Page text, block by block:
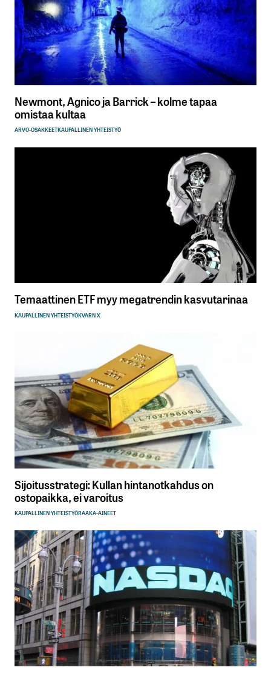
Newmont, Agnico ja Barrick – kolme tapaa
omistaa kultaa
ARVO-OSAKKEETKAUPALLINEN YHTEISTYÖ
Temaattinen ETF myy megatrendin kasvutarinaa
KAUPALLINEN YHTEISTYÖKVARN X
Sijoitusstrategi: Kullan hintanotkahdus on
ostopaikka, ei varoitus
KAUPALLINEN YHTEISTYÖRAAKA-AINEET